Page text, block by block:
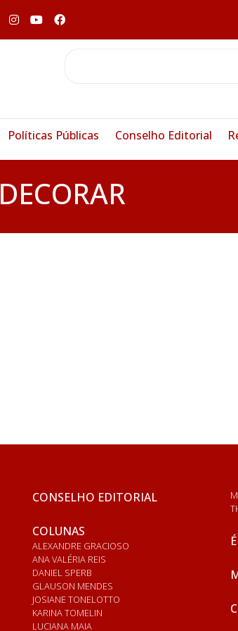
Políticas Públicas Conselho Editorial
DECORAR
CONSELHO EDITORIAL
COLUNAS
ALEXANDRE GRACIOSO
ANA VALÉRIA REIS
DANIEL SPERB
GLAUSON MENDES
JOSIANE TONELOTTO
KARINA TOMELIN
LUCIANA MAIA